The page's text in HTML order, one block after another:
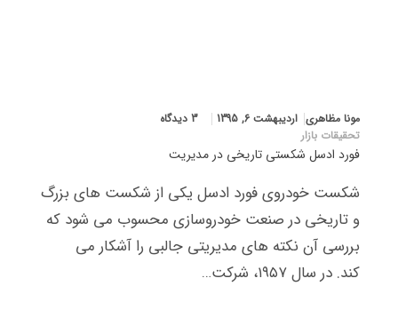
مونا مظاهری اردیبهشت 6, 1395
3 دیدگاه
تحقیقات بازار
فورد ادسل شکستی تاریخی در مدیریت
شکست خودروی فورد ادسل یکی از شکست های بزرگ
و تاریخی در صنعت خودروسازی محسوب می شود که
بررسی آن نکته های مدیریتی جالبی را آشکار می
کند. در سال ۱۹۵۷، شرکت…